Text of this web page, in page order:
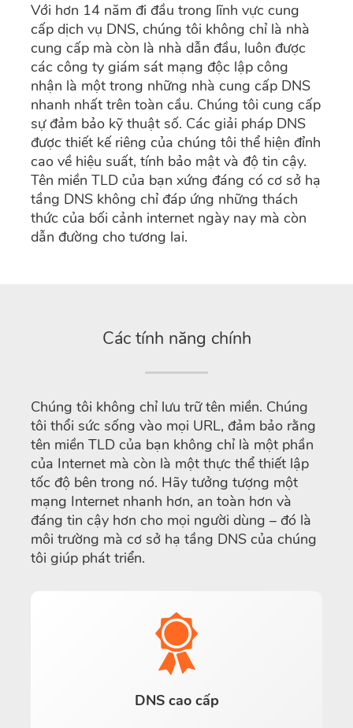
Với hơn 14 năm đi đầu trong lĩnh vực cung
cấp dịch vụ DNS, chúng tôi không chỉ là nhà
cung cấp mà còn là nhà dẫn đầu, luôn được
các công ty giám sát mạng độc lập công
nhận là một trong những nhà cung cấp DNS
nhanh nhất trên toàn cầu. Chúng tôi cung cấp
sự đảm bảo kỹ thuật số. Các giải pháp DNS
được thiết kế riêng của chúng tôi thể hiện đỉnh
cao về hiệu suất, tính bảo mật và độ tin cậy.
Tên miền TLD của bạn xứng đáng có cơ sở hạ
tầng DNS không chỉ đáp ứng những thách
thức của bối cảnh internet ngày nay mà còn
dẫn đường cho tương lai.
Các tính năng chính
Chúng tôi không chỉ lưu trữ tên miền. Chúng
tôi thổi sức sống vào mọi URL, đảm bảo rằng
tên miền TLD của bạn không chỉ là một phần
của Internet mà còn là một thực thể thiết lập
tốc độ bên trong nó. Hãy tưởng tượng một
mạng Internet nhanh hơn, an toàn hơn và
đáng tin cậy hơn cho mọi người dùng – đó là
môi trường mà cơ sở hạ tầng DNS của chúng
tôi giúp phát triển.
DNS cao cấp